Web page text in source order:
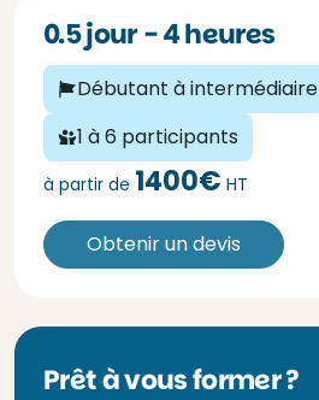
0.5 jour - 4 heures
Débutant à intermédiaire
1 à 6 participants
à partir de 1400€ HT
Obtenir un devis
Prêt à vous former ?